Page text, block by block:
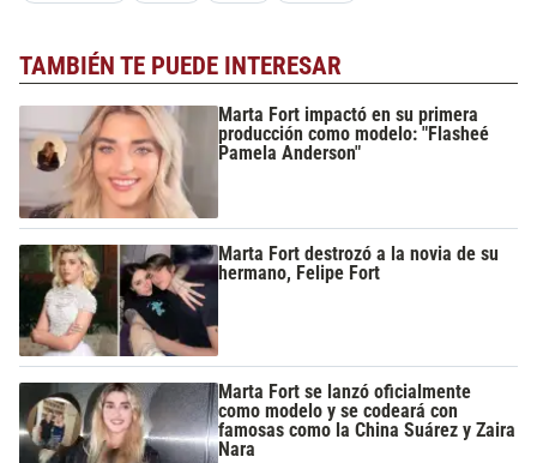
TAMBIÉN TE PUEDE INTERESAR
Marta Fort impactó en su primera
producción como modelo: "Flasheé
Pamela Anderson"
Marta Fort destrozó a la novia de su
hermano, Felipe Fort
Marta Fort se lanzó oficialmente
como modelo y se codeará con
famosas como la China Suárez y Zaira
Nara